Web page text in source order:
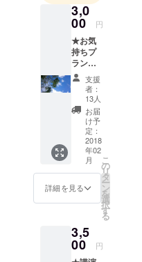
3,0
00 円
★お気
持ちプ
ラン
（高知
限定
キャラ
クター
バッジ
を差し
上げま
す。）
ただた
だ応援
して下
さる方
向けで
知県と
のぶみ
さんを
支援
者：
13人
お届
け予
定：
2018
年02
月
詳細を見る
こ
の
リ
タ
ー
ン
を
選
択
す
る
3,5
00 円